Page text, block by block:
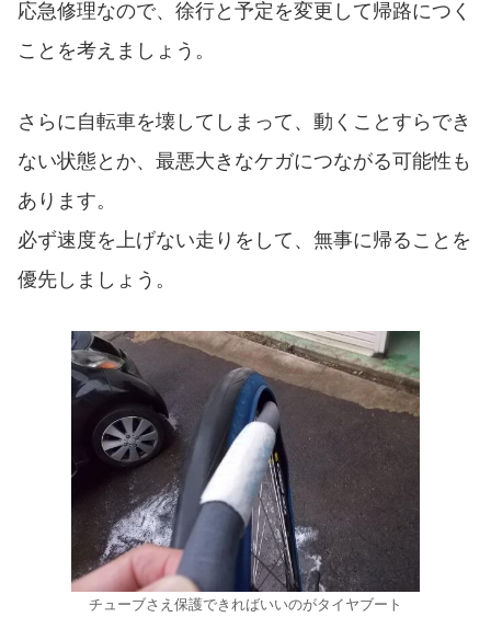
応急修理なので、徐行と予定を変更して帰路につく
ことを考えましょう。
さらに自転車を壊してしまって、動くことすらでき
ない状態とか、最悪大きなケガにつながる可能性も
あります。
必ず速度を上げない走りをして、無事に帰ることを
優先しましょう。
チューブさえ保護できればいいのがタイヤブート